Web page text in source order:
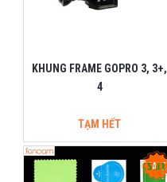
KHUNG FRAME GOPRO 3, 3+,
4
TẠM HẾT